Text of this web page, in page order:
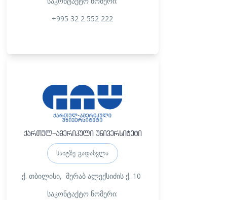
+995 32 2 552 222
ქართულ-ამერიკული უნივერსიტეტი
საიტზე გადასვლა
ქ. თბილისი, მერაბ ალექსიძის ქ. 10
საკონტაქტო ნომერი: